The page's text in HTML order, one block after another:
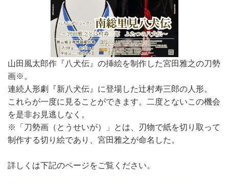
山田風太郎作『八犬伝』の挿絵を制作した宮田雅之の刀勢
画※。
連続人形劇『新八犬伝』に登場した辻村寿三郎の人形。
これらが一度に見ることができます。二度とないこの機会
を是非お見逃しなく。
※「刀勢画（とうせいが）」とは、刃物で紙を切り取って
制作する切り絵であり、宮田雅之が命名した。
詳しくは下記のページをご覧ください。